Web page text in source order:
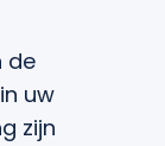
de
uw
zijn